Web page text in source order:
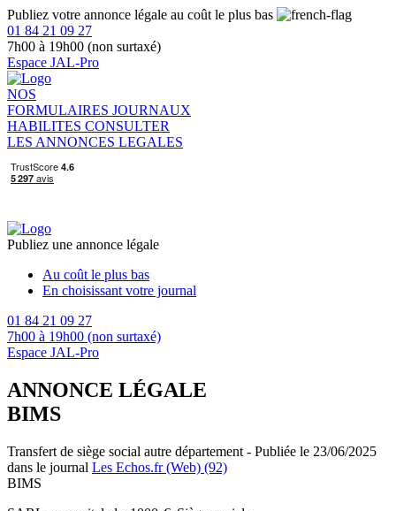
Publiez votre annonce légale au coût le plus bas
01 84 21 09 27
7h00 à 19h00 (non surtaxé)
Espace JAL-Pro
NOS
FORMULAIRES JOURNAUX
HABILITES CONSULTER
LES ANNONCES LEGALES
Publiez une annonce légale
Au coût le plus bas
En choisissant votre journal
01 84 21 09 27
7h00 à 19h00 (non surtaxé)
Espace JAL-Pro
ANNONCE LÉGALE
BIMS
Transfert de siège social autre département - Publiée le 23/06/2025
dans le journal Les Echos.fr (Web) (92)
BIMS